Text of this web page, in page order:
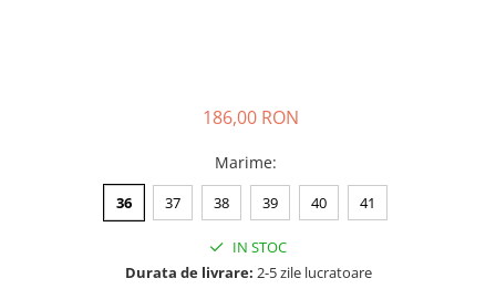
186,00 RON
Marime:
36 37 38 39 40 41
IN STOC
Durata de livrare: 2-5 zile lucratoare